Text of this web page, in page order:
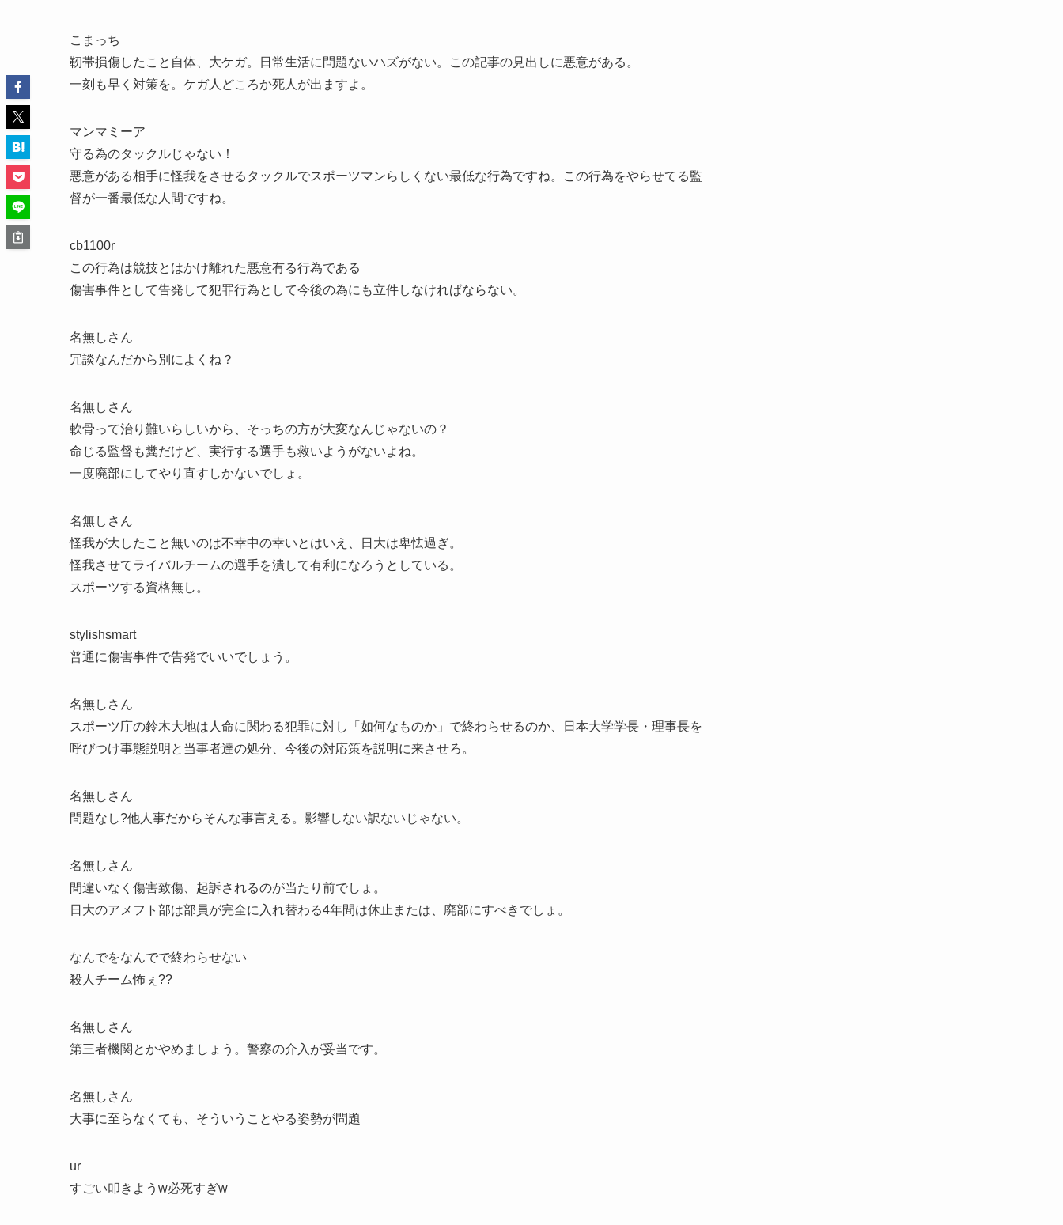
こまっち
靭帯損傷したこと自体、大ケガ。日常生活に問題ないハズがない。この記事の見出しに悪意がある。
一刻も早く対策を。ケガ人どころか死人が出ますよ。
マンマミーア
守る為のタックルじゃない！
悪意がある相手に怪我をさせるタックルでスポーツマンらしくない最低な行為ですね。この行為をやらせてる監
督が一番最低な人間ですね。
cb1100r
この行為は競技とはかけ離れた悪意有る行為である
傷害事件として告発して犯罪行為として今後の為にも立件しなければならない。
名無しさん
冗談なんだから別によくね？
名無しさん
軟骨って治り難いらしいから、そっちの方が大変なんじゃないの？
命じる監督も糞だけど、実行する選手も救いようがないよね。
一度廃部にしてやり直すしかないでしょ。
名無しさん
怪我が大したこと無いのは不幸中の幸いとはいえ、日大は卑怯過ぎ。
怪我させてライバルチームの選手を潰して有利になろうとしている。
スポーツする資格無し。
stylishsmart
普通に傷害事件で告発でいいでしょう。
名無しさん
スポーツ庁の鈴木大地は人命に関わる犯罪に対し「如何なものか」で終わらせるのか、日本大学学長・理事長を
呼びつけ事態説明と当事者達の処分、今後の対応策を説明に来させろ。
名無しさん
問題なし?他人事だからそんな事言える。影響しない訳ないじゃない。
名無しさん
間違いなく傷害致傷、起訴されるのが当たり前でしょ。
日大のアメフト部は部員が完全に入れ替わる4年間は休止または、廃部にすべきでしょ。
なんでをなんでで終わらせない
殺人チーム怖ぇ??
名無しさん
第三者機関とかやめましょう。警察の介入が妥当です。
名無しさん
大事に至らなくても、そういうことやる姿勢が問題
ur
すごい叩きようw必死すぎw